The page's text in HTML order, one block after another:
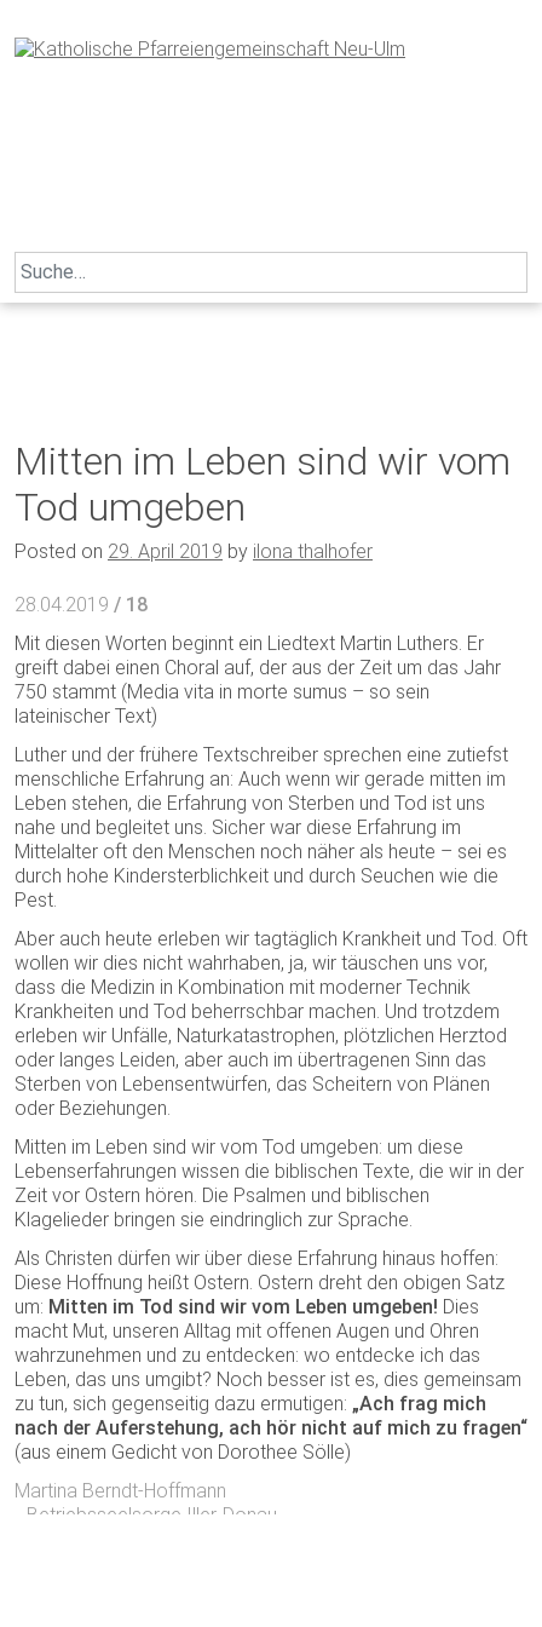
to
content
Search
for:
Mitten im Leben sind wir vom
Tod umgeben
Posted on 29. April 2019 by ilona thalhofer
28.04.2019 / 18
Mit diesen Worten beginnt ein Liedtext Martin Luthers. Er
greift dabei einen Choral auf, der aus der Zeit um das Jahr
750 stammt (Media vita in morte sumus – so sein
lateinischer Text)
Luther und der frühere Textschreiber sprechen eine zutiefst
menschliche Erfahrung an: Auch wenn wir gerade mitten im
Leben stehen, die Erfahrung von Sterben und Tod ist uns
nahe und begleitet uns. Sicher war diese Erfahrung im
Mittelalter oft den Menschen noch näher als heute – sei es
durch hohe Kindersterblichkeit und durch Seuchen wie die
Pest.
Aber auch heute erleben wir tagtäglich Krankheit und Tod. Oft
wollen wir dies nicht wahrhaben, ja, wir täuschen uns vor,
dass die Medizin in Kombination mit moderner Technik
Krankheiten und Tod beherrschbar machen. Und trotzdem
erleben wir Unfälle, Naturkatastrophen, plötzlichen Herztod
oder langes Leiden, aber auch im übertragenen Sinn das
Sterben von Lebensentwürfen, das Scheitern von Plänen
oder Beziehungen.
Mitten im Leben sind wir vom Tod umgeben: um diese
Lebenserfahrungen wissen die biblischen Texte, die wir in der
Zeit vor Ostern hören. Die Psalmen und biblischen
Klagelieder bringen sie eindringlich zur Sprache.
Als Christen dürfen wir über diese Erfahrung hinaus hoffen:
Diese Hoffnung heißt Ostern. Ostern dreht den obigen Satz
um: Mitten im Tod sind wir vom Leben umgeben! Dies
macht Mut, unseren Alltag mit offenen Augen und Ohren
wahrzunehmen und zu entdecken: wo entdecke ich das
Leben, das uns umgibt? Noch besser ist es, dies gemeinsam
zu tun, sich gegenseitig dazu ermutigen: „Ach frag mich
nach der Auferstehung, ach hör nicht auf mich zu fragen“
(aus einem Gedicht von Dorothee Sölle)
Martina Berndt-Hoffmann
Betriebsseelsorge Iller-Donau